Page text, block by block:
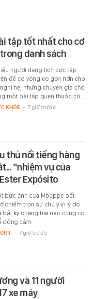
tập tốt nhất cho cơ
danh sách
người đang tích cực tập
để có vòng eo gọn hơn cho
hè, nhưng chuyên gia cho
một bài tập quen thuộc có…
KHỎE - 7 giờ trước
thủ nổi tiếng hàng
"nhiệm vụ của
Expósito
bức ảnh của Mbappe bất
chiếm trọn sự chú ý vì lý do
bất kỳ chàng trai nào cũng có
đồng cảm.
- 7 giờ trước
và 11 người
xe máy